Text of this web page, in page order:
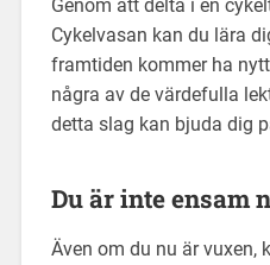
Genom att delta i en
Cykelvasan kan du lära
framtiden kommer ha
några av de värdefulla
detta slag kan bjuda dig
Du är inte ensam
Även om du nu är vuxen,